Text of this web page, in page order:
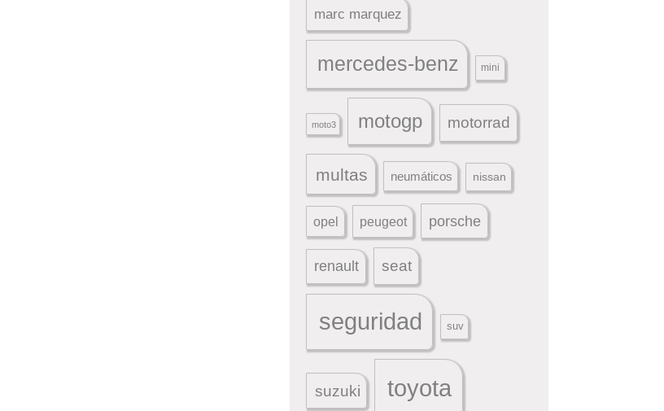
marc marquez
mercedes-benz mini
moto3 motogp motorrad
multas neumáticos nissan
opel peugeot porsche
renault seat
seguridad suv
suzuki toyota